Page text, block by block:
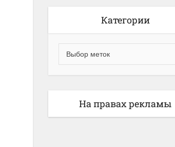
Категории
На правах рекламы